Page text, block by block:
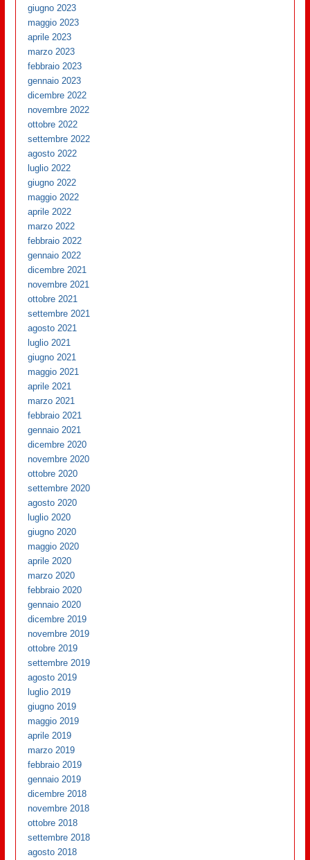
giugno 2023
maggio 2023
aprile 2023
marzo 2023
febbraio 2023
gennaio 2023
dicembre 2022
novembre 2022
ottobre 2022
settembre 2022
agosto 2022
luglio 2022
giugno 2022
maggio 2022
aprile 2022
marzo 2022
febbraio 2022
gennaio 2022
dicembre 2021
novembre 2021
ottobre 2021
settembre 2021
agosto 2021
luglio 2021
giugno 2021
maggio 2021
aprile 2021
marzo 2021
febbraio 2021
gennaio 2021
dicembre 2020
novembre 2020
ottobre 2020
settembre 2020
agosto 2020
luglio 2020
giugno 2020
maggio 2020
aprile 2020
marzo 2020
febbraio 2020
gennaio 2020
dicembre 2019
novembre 2019
ottobre 2019
settembre 2019
agosto 2019
luglio 2019
giugno 2019
maggio 2019
aprile 2019
marzo 2019
febbraio 2019
gennaio 2019
dicembre 2018
novembre 2018
ottobre 2018
settembre 2018
agosto 2018